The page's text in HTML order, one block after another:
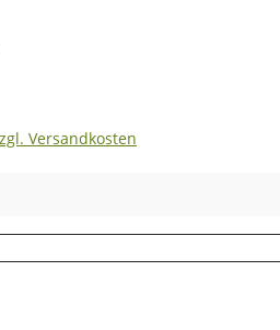
geschützt werden, damit die
Versandkosten